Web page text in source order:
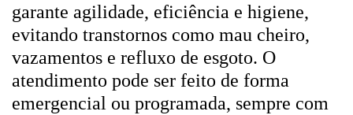
garante agilidade, eficiência e higiene,
evitando transtornos como mau cheiro,
vazamentos e refluxo de esgoto. O
atendimento pode ser feito de forma
emergencial ou programada, sempre com